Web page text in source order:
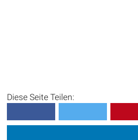
Diese Seite Teilen: